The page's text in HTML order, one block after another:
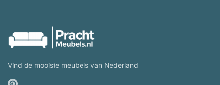
Vind de mooiste meubels van Nederland